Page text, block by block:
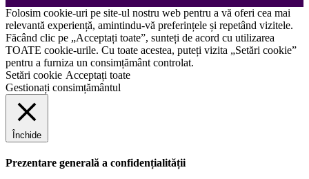
Folosim cookie-uri pe site-ul nostru web pentru a vă oferi cea mai
relevantă experiență, amintindu-vă preferințele și repetând vizitele.
Făcând clic pe „Acceptați toate”, sunteți de acord cu utilizarea
TOATE cookie-urile. Cu toate acestea, puteți vizita „Setări cookie”
pentru a furniza un consimțământ controlat.
Setări cookie Acceptați toate
Gestionați consimțământul
Închide
Prezentare generală a confidențialității